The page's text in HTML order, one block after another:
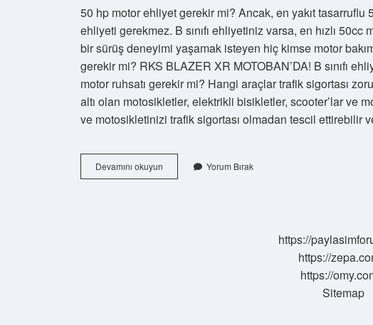
50 hp motor ehliyet gerekir mi? Ancak, en yakıt
ehliyeti gerekmez. B sınıfı ehliyetiniz varsa, en hızlı
bir sürüş deneyimi yaşamak isteyen hiç kimse motor
gerekir mi? RKS BLAZER XR MOTOBAN’DA! B sınıfı
motor ruhsatı gerekir mi? Hangi araçlar trafik sigortası
altı olan motosikletler, elektrikli bisikletler, scooter’lar ve
ve motosikletinizi trafik sigortası olmadan tescil
Devamını okuyun
Alfa
Yorum Bırak
https://
https://
https://
Sitemap